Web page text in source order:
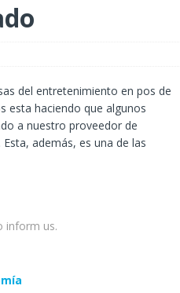
del entretenimiento en pos de
esta haciendo que algunos
a nuestro proveedor de
además, es una de las
inform us.